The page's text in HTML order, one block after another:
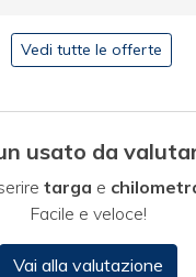
Vedi tutte le offerte
usato da
targa e
Facile e veloce!
Vai alla valutazione